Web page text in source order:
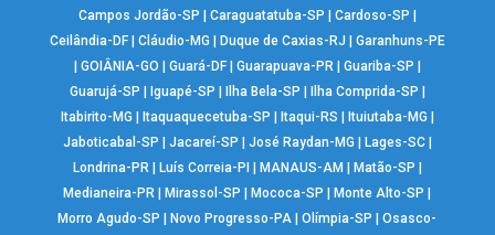
Campos Jordão-SP
Caraguatatuba-SP Cardoso-SP
Ceilândia-DF| Cláudio-MG Duque de Caxias-RJ
Garanhuns-PE
GOIÂNIA-GO Guará-DF| Guarapuava-PR| Guariba-SP
Guarujá-SP
Iguapé-SP Ilha Bela-SP Ilha Comprida-SP
Itabirito-MG
Itaquaquecetuba-SP Itaqui-RS Ituiutaba-MG
Jaboticabal-SP
Jacareí-SP José Raydan-MG Lages-SC|
Londrina-PR| Luís Correia-PI MANAUS-AM Matão-SP
Medianeira-PR
Mirassol-SP Mococa-SP Monte Alto-SP
Morro Agudo-SP
Novo Progresso-PA |Olímpia-SP |Osasco-